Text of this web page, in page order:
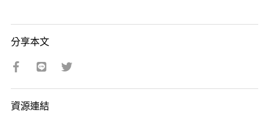
分享本文
資源連結